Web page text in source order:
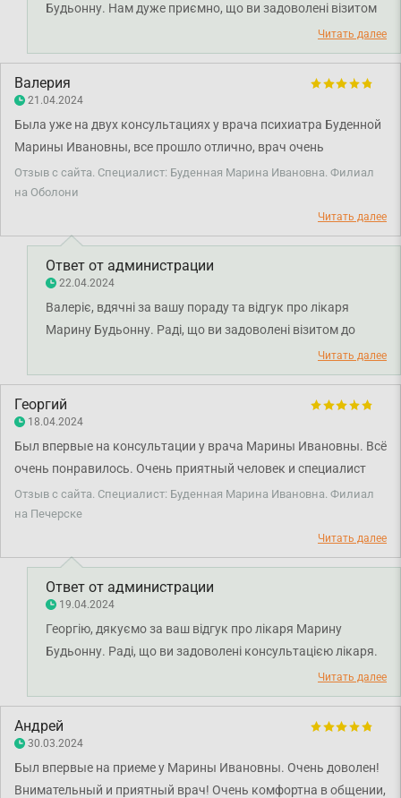
Будьонну. Нам дуже приємно, що ви задоволені візитом
Читать далее
Валерия
21.04.2024
Была уже на двух консультациях у врача психиатра Буденной
Марины Ивановны, все прошло отлично, врач очень
классный, консультации проходят максимально комфортно,
лечение эффективное. Всем советую❤️❤️❤️ Очень счастлива,
Отзыв с сайта. Специалист: Буденная Марина Ивановна. Филиал
на Оболони
Читать далее
Ответ от администрации
22.04.2024
Валеріє, вдячні за вашу пораду та відгук про лікаря
Марину Будьонну. Раді, що ви задоволені візитом до
Читать далее
Георгий
18.04.2024
Был впервые на консультации у врача Марины Ивановны. Всё
очень понравилось. Очень приятный человек и специалист
высокого уровня, видно, что любит свое дело, было очень
комфортно на приеме. Врач подробно провела консультацию,
уточнила все детали по истории болезни, внимательно
пересмотрели все предварительные заключения, лечения.
После консультации получил всю информацию о болезни,
обсудили план лечения, рекомендации и т.д. Спасибо врачу за
профессионализм и человечность!
Отзыв с сайта. Специалист: Буденная Марина Ивановна. Филиал
на Печерске
Читать далее
Ответ от администрации
19.04.2024
Георгію, дякуємо за ваш відгук про лікаря Марину
Будьонну. Раді, що ви задоволені консультацією лікаря.
Читать далее
Андрей
30.03.2024
Был впервые на приеме у Марины Ивановны. Очень доволен!
Внимательный и приятный врач! Очень комфортна в общении,